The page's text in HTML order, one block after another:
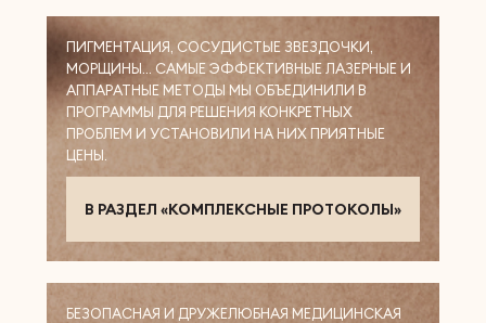
В РАЗДЕЛ «КОМПЛЕКСНЫЕ ПРОТОКОЛЫ»
ПИГМЕНТАЦИЯ, СОСУДИСТЫЕ ЗВЕЗДОЧКИ,
МОРЩИНЫ… САМЫЕ ЭФФЕКТИВНЫЕ ЛАЗЕРНЫЕ И
АППАРАТНЫЕ МЕТОДЫ МЫ ОБЪЕДИНИЛИ В
ПРОГРАММЫ ДЛЯ РЕШЕНИЯ КОНКРЕТНЫХ
ПРОБЛЕМ И УСТАНОВИЛИ НА НИХ ПРИЯТНЫЕ
ЦЕНЫ.
БЕЗОПАСНАЯ И ДРУЖЕЛЮБНАЯ МЕДИЦИНСКАЯ